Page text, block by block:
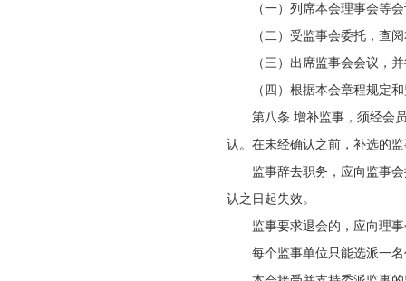
（一）列席本会理事会等
（二）受监事会委托，查
（三）出席监事会会议，
（四）根据本会章程规定
第八条 增补监事，须经会
认。在未经确认之前，补选的
监事辞去职务，应向监事
认之日起失效。
监事要求退会的，应向理
每个监事单位只能选派一